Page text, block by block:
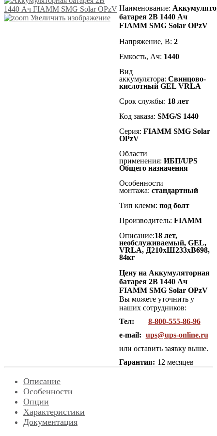
Увеличить изображение
Наименование:
батарея 2В 1440 Ач
FIAMM SMG Solar OPzV
Напряжение, В: 2
Емкость, Ач: 1440
Вид
аккумулятора: Cвинцово-
кислотный GEL VRLA
Срок службы: 18 лет
Код заказа: SMG/S 1440
Серия: FIAMM SMG Solar
OPzV
Области
применения: ИБП/UPS
Общего назначения
Особенности
монтажа: стандартный
Тип клемм: под болт
Производитель: FIAMM
Описание:18 лет,
необслуживаемый, GEL,
VRLA, Д210хШ233хВ698,
84кг
Цену на Аккумуляторная
батарея 2В 1440 Ач
FIAMM SMG Solar OPzV
Вы можете уточнить у
наших сотрудников:
Тел:
8-800-555-86-96
e-mail: ups@ups-online.ru
или оставить заявку выше.
Гарантия: 12 месяцев
Описание
Особенности
Опции
Характеристики
Документация